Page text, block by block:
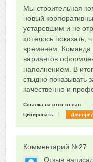
0
Мы строительная
новый
устаревшим и не
хотелось показать,
временем. Команда
вариантов
наполнением. В
стыдно показывать
качественно и
Ссылка на этот отзыв
Цитировать
Для
Комментарий №27
Отзыв